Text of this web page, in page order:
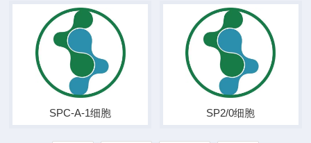
SPC-A-1细胞 SP2/0细胞